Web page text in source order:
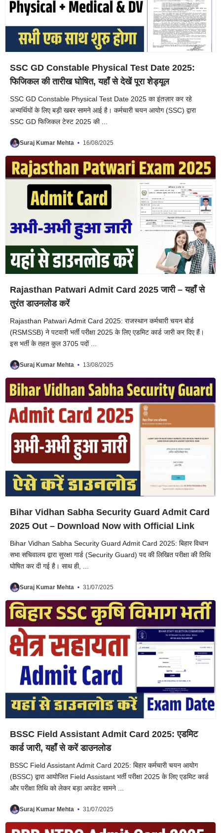
SSC GD Constable Physical Test Date 2025:
फिजिकल की तारीख घोषित, यहाँ से देखें पूरा शेड्यूल
SSC GD Constable Physical Test Date 2025 का इंतज़ार कर रहे
अभ्यर्थियों के लिए बड़ी खबर सामने आई है। कर्मचारी चयन आयोग (SSC) द्वारा
SSC GD फिजिकल टेस्ट 2025 की ...
Suraj Kumar Mehta 16/08/2025
Rajasthan Patwari Admit Card 2025 जारी – यहाँ से
तुरंत डाउनलोड करें
Rajasthan Patwari Admit Card 2025: राजस्थान कर्मचारी चयन बोर्ड
(RSMSSB) ने पटवारी भर्ती परीक्षा 2025 के लिए एडमिट कार्ड जारी कर दिए हैं।
इस भर्ती के तहत कुल 3705 पदों ...
Suraj Kumar Mehta 13/08/2025
Bihar Vidhan Sabha Security Guard Admit Card
2025 Out – Download Now with Official Link
Bihar Vidhan Sabha Security Guard Admit Card 2025: बिहार विधान
सभा सचिवालय द्वारा सुरक्षा गार्ड (Security Guard) पद की लिखित परीक्षा की तिथि
घोषित कर दी गई है। साथ ही, ...
Suraj Kumar Mehta 31/07/2025
BSSC Field Assistant Admit Card 2025: एडमिट
कार्ड जारी, यहाँ से करें डाउनलोड
BSSC Field Assistant Admit Card 2025: बिहार कर्मचारी चयन आयोग
(BSSC) द्वारा आयोजित Field Assistant भर्ती परीक्षा 2025 के लिए एडमिट कार्ड
और परीक्षा तिथि को लेकर बड़ा अपडेट सामने ...
Suraj Kumar Mehta 31/07/2025